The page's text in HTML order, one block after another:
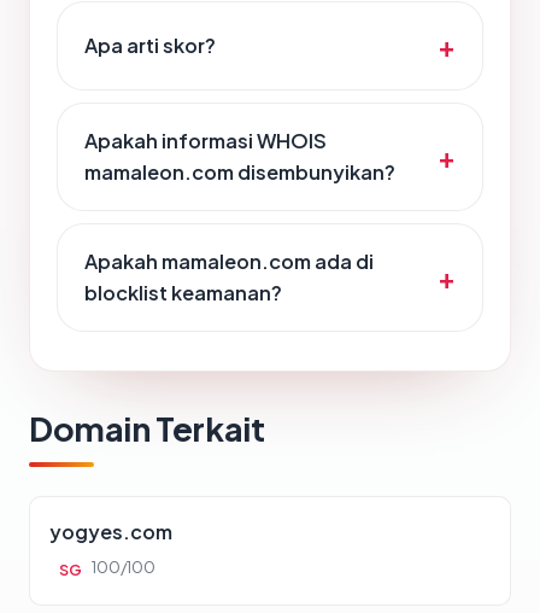
Apa arti skor?
Apakah informasi WHOIS
mamaleon.com disembunyikan?
Apakah mamaleon.com ada di
blocklist keamanan?
Domain Terkait
yogyes.com
SG 100/100